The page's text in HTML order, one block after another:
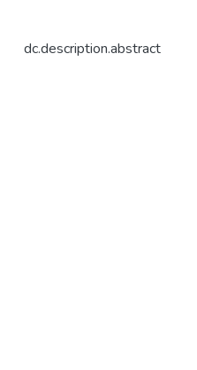
dc.description.abstract